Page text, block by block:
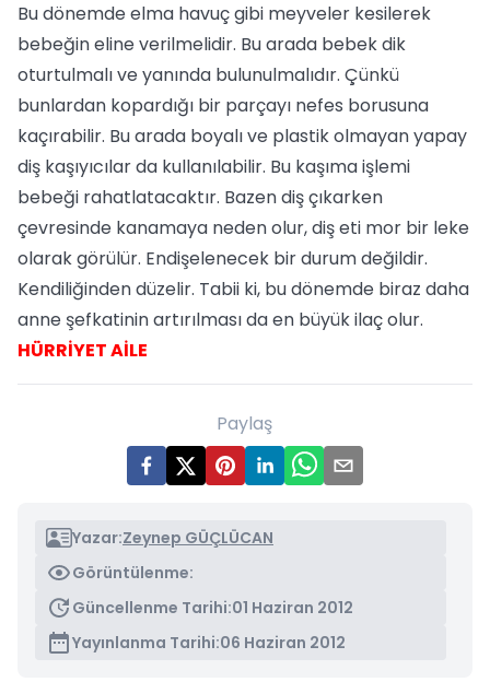
Bu dönemde elma havuç gibi meyveler kesilerek
bebeğin eline verilmelidir. Bu arada bebek dik
oturtulmalı ve yanında bulunulmalıdır. Çünkü
bunlardan kopardığı bir parçayı nefes borusuna
kaçırabilir. Bu arada boyalı ve plastik olmayan yapay
diş kaşıyıcılar da kullanılabilir. Bu kaşıma işlemi
bebeği rahatlatacaktır. Bazen diş çıkarken
çevresinde kanamaya neden olur, diş eti mor bir leke
olarak görülür. Endişelenecek bir durum değildir.
Kendiliğinden düzelir. Tabii ki, bu dönemde biraz daha
anne şefkatinin artırılması da en büyük ilaç olur.
HÜRRİYET AİLE
Paylaş
Yazar:Zeynep GÜÇLÜCAN
Görüntülenme:
Güncellenme Tarihi:01 Haziran 2012
Yayınlanma Tarihi:06 Haziran 2012